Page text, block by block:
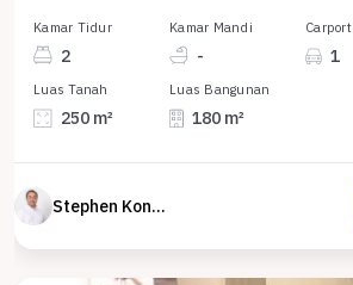
Kamar Tidur
2
Kamar Mandi
-
Carport
1
Luas Tanah
250 m²
Luas Bangunan
180 m²
Stephen Konsultan Properti